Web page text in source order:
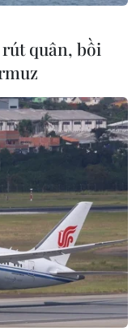
quân, bồi